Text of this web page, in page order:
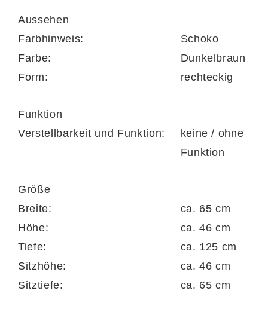
lieferbar, etwa Zwei- und Dreisitzer im
gleichen Design.
Aussehen
Farbhinweis:
Schoko
Farbe:
Dunkelbraun
Form:
rechteckig
Funktion
Verstellbarkeit und Funktion:
keine / ohne
Funktion
Größe
Breite:
ca. 65 cm
Höhe:
ca. 46 cm
Tiefe:
ca. 125 cm
Sitzhöhe:
ca. 46 cm
Sitztiefe:
ca. 65 cm